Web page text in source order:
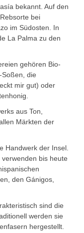
bekannt. Auf den
bei
im Südosten. In
La Palma zu den
gehören Bio-
die
mir gut) oder
aus Ton,
Märkten der
Handwerk der Insel.
bis heute
den Gánigos,
sind die
werden sie
hergestellt.